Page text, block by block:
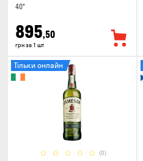
40°
895,50
грн за 1 шт
(0)
Тільки онлайн